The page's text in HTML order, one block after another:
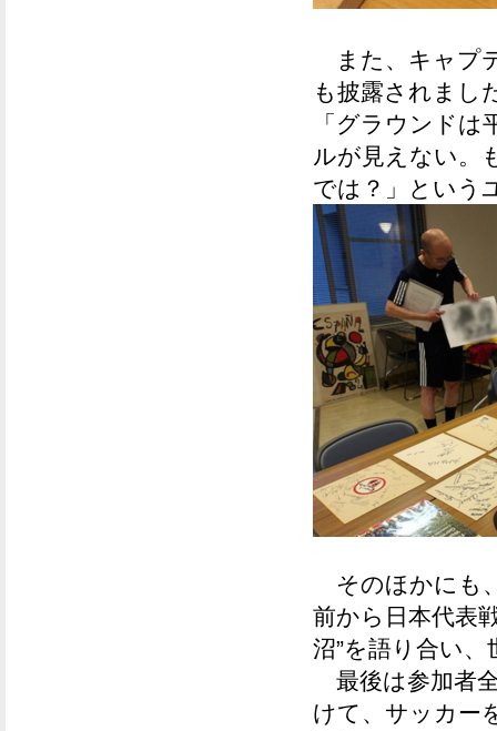
また、キャプ
も披露されまし
「グラウンド
ルが見えない。
では？」
という
そのほかにも
前から日本代表
沼”を語り合い
最後は参加者
けて、サッカー